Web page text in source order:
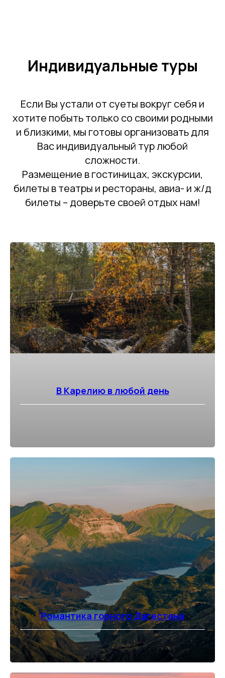
Индивидуальные туры
Если Вы устали от суеты вокруг себя и
хотите побыть только со своими родными
и близкими, мы готовы организовать для
Вас индивидуальный тур любой
сложности.
Размещение в гостиницах, экскурсии,
билеты в театры и рестораны, авиа- и ж/д
билеты – доверьте своей отдых нам!
В Карелию в любой день
Романтика горного Дагестана